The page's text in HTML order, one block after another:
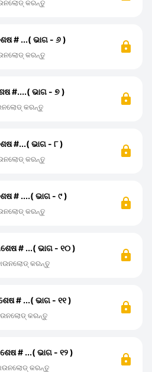
କରନ୍ତୁ
# ...( ଭାଗ - ୬ )
କରନ୍ତୁ
#....( ଭାଗ - ୭ )
କରନ୍ତୁ
#...( ଭାଗ - ୮ )
କରନ୍ତୁ
# ....( ଭାଗ - ୯ )
କରନ୍ତୁ
# ...( ଭାଗ - ୧୦ )
କରନ୍ତୁ
# ...( ଭାଗ - ୧୧ )
କରନ୍ତୁ
# ...( ଭାଗ - ୧୨ )
କରନ୍ତୁ